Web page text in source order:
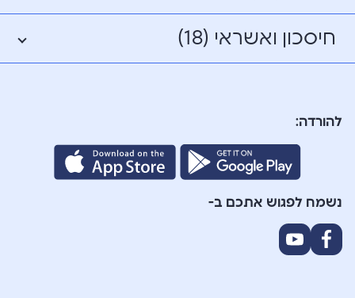
חיסכון ואשראי (18)
להורדה:
נשמח לפגוש אתכם ב-